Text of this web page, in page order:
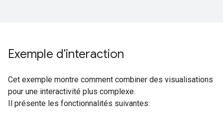
Exemple d'interaction
Cet exemple montre comment combiner des visualisations
pour une interactivité plus complexe.
Il présente les fonctionnalités suivantes: